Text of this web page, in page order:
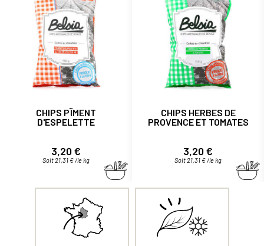
CHIPS PÏMENT
D'ESPELETTE
Prix
3,20 €
Soit 21,31 € /le kg
CHIPS HERBES DE
PROVENCE ET TOMATES
Prix
3,20 €
Soit 21,31 € /le kg